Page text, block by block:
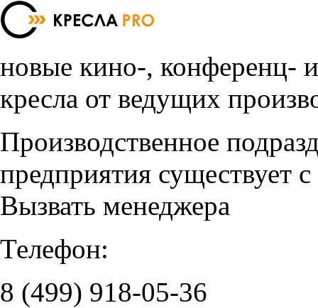
новые кино-, конференц-
кресла от ведущих
Производственное
предприятия существует
Вызвать менеджера
Телефон:
8 (499) 918-05-36